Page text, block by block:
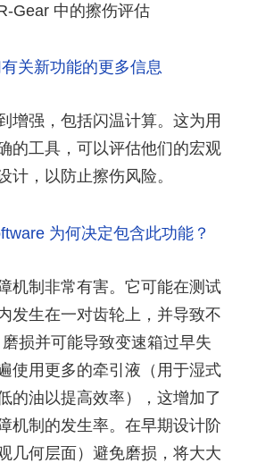
Gear 中的擦伤评估
关新功能的更多信息
增强，包括闪温计算。这为用
的工具，可以评估他们的宏观
计，以防止擦伤风险。
为何决定包含此功能？
机制非常有害。它可能在测试
发生在一对齿轮上，并导致不
损并可能导致变速箱过早失
使用更多的牵引液（用于湿式
的油以提高效率），这增加了
机制的发生率。在早期设计阶
几何层面）避免磨损，将大大